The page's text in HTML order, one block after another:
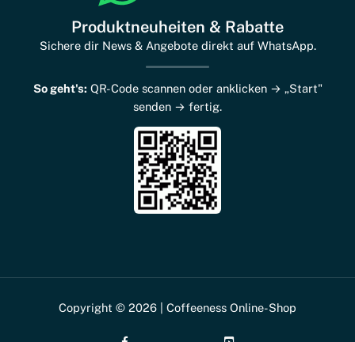
Produktneuheiten & Rabatte
Sichere dir News & Angebote direkt auf WhatsApp.
So geht's: QR-Code scannen oder anklicken → „Start"
senden → fertig.
Copyright © 2026 | Coffeeness Online-Shop